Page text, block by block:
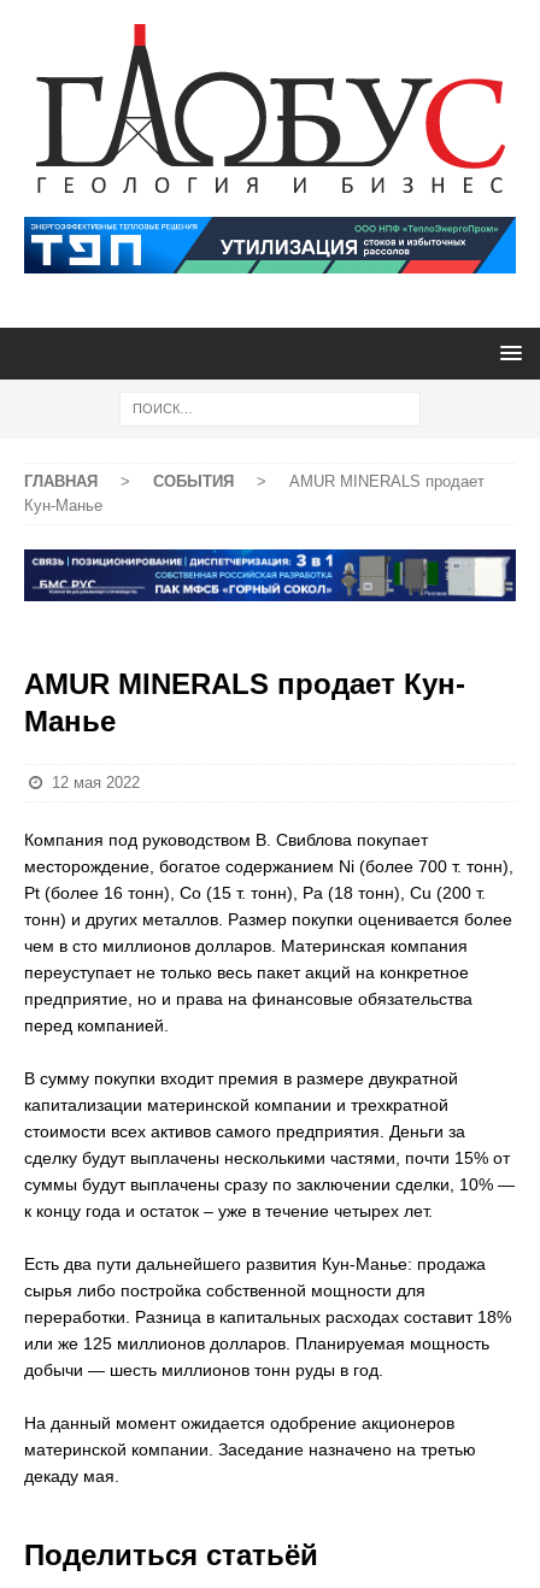
ГЛАВНАЯ > СОБЫТИЯ >
AMUR MINERALS продает
Кун-Манье
AMUR MINERALS продает Кун-
Манье
12 мая 2022
Компания под руководством В. Свиблова покупает
месторождение, богатое содержанием Ni (более 700 т. тонн),
Pt (более 16 тонн), Co (15 т. тонн), Pa (18 тонн), Cu (200 т.
тонн) и других металлов. Размер покупки оценивается более
чем в сто миллионов долларов. Материнская компания
переуступает не только весь пакет акций на конкретное
предприятие, но и права на финансовые обязательства
перед компанией.
В сумму покупки входит премия в размере двукратной
капитализации материнской компании и трехкратной
стоимости всех активов самого предприятия. Деньги за
сделку будут выплачены несколькими частями, почти 15% от
суммы будут выплачены сразу по заключении сделки, 10% —
к концу года и остаток – уже в течение четырех лет.
Есть два пути дальнейшего развития Кун-Манье: продажа
сырья либо постройка собственной мощности для
переработки. Разница в капитальных расходах составит 18%
или же 125 миллионов долларов. Планируемая мощность
добычи — шесть миллионов тонн руды в год.
На данный момент ожидается одобрение акционеров
материнской компании. Заседание назначено на третью
декаду мая.
Поделиться статьёй